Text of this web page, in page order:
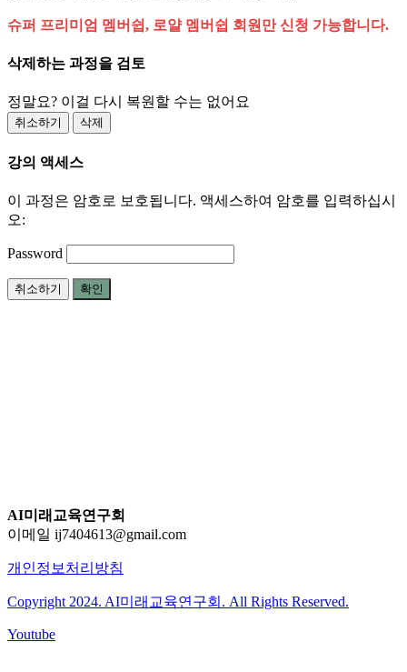
슈퍼 프리미엄 멤버쉽, 로얄 멤버쉽 회원만 신청 가능합니다.
삭제하는 과정을 검토
정말요? 이걸 다시 복원할 수는 없어요
취소하기 삭제
강의 액세스
이 과정은 암호로 보호됩니다. 액세스하여 암호를 입력하십시
오:
Password
취소하기 확인
AI미래교육연구회
이메일 ij7404613@gmail.com
개인정보처리방침
Copyright 2024. AI미래교육연구회. All Rights Reserved.
Youtube